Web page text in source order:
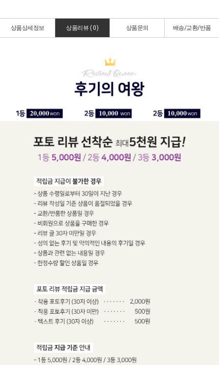
상품상세정보 상품리뷰 ( 0) 상품문의 배송/교환/반품